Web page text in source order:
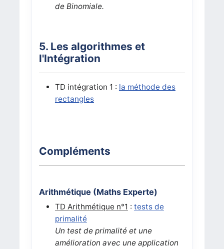
de Binomiale.
5. Les algorithmes et
l'Intégration
TD intégration 1 : la méthode des
rectangles
Compléments
Arithmétique (Maths Experte)
TD Arithmétique n°1 : tests de
primalité
Un test de primalité et une
amélioration avec une application